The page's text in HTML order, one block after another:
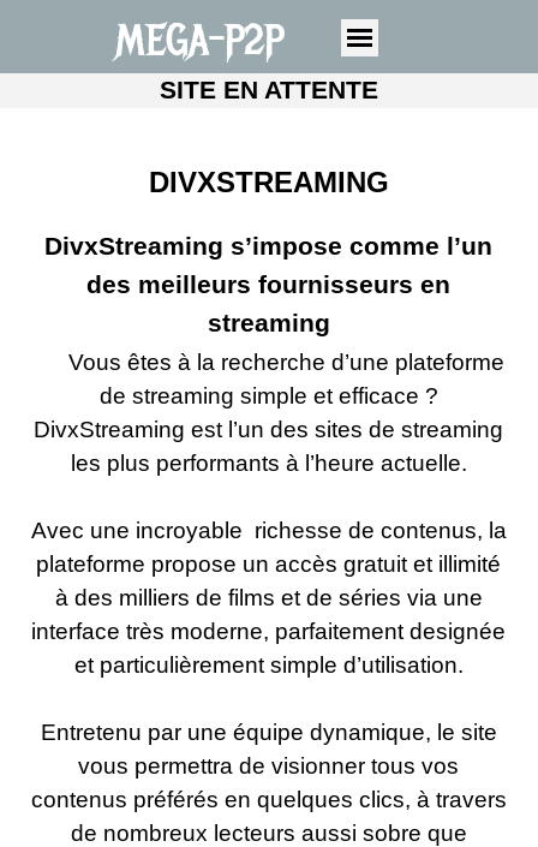
MEGA-P2P
SITE EN ATTENTE
DIVXSTREAMING
DivxStreaming s’impose comme l’un
des meilleurs fournisseurs en
streaming
Vous êtes à la recherche d’une plateforme
de streaming simple et efficace ?
DivxStreaming est l’un des sites de streaming
les plus performants à l’heure actuelle.
Avec une incroyable richesse de contenus, la
plateforme propose un accès gratuit et illimité
à des milliers de films et de séries via une
interface très moderne, parfaitement designée
et particulièrement simple d’utilisation.
Entretenu par une équipe dynamique, le site
vous permettra de visionner tous vos
contenus préférés en quelques clics, à travers
de nombreux lecteurs aussi sobre que